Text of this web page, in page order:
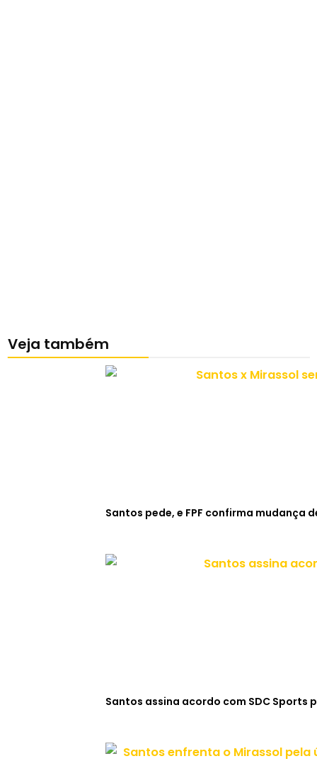
Veja também
Santos pede, e FPF confirma mudança
Santos assina acordo com SDC Sports